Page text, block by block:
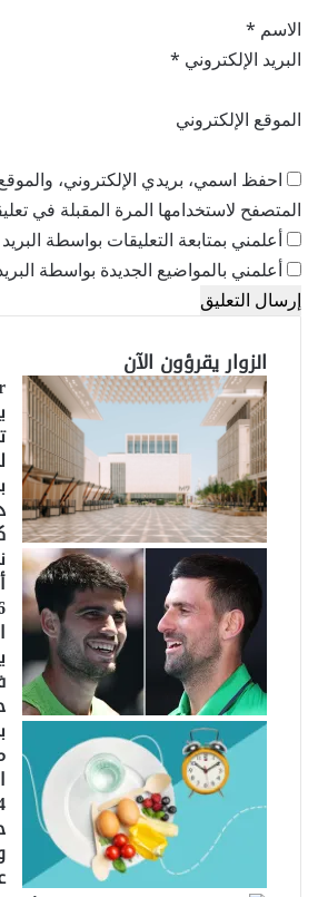
الاسم *
البريد الإلكتروني *
الموقع الإلكتروني
احفظ اسمي، بريدي الإلكتروني،
المتصفح لاستخدامها المرة المقبلة في
أعلمني بمتابعة التعليقات بواسطة
أعلمني بالمواضيع الجديدة بواسطة
الزوار يقرؤون الآن